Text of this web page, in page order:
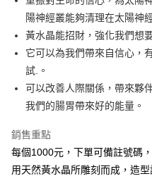
街口支付
悠遊付
ATM付款
運送方式
每筆NT$80，滿NT$3,000(含以
7-11取貨付款
陽神經叢能夠清理在太陽神
黃水晶能招財，強化我們想
它可以為我們帶來自信心，
試.。
可以改善人際關係，帶來夥
我們的腸胃帶來好的能量。
銷售重點
每個1000元，下單可備註號碼
用天然黃水晶所雕刻而成，造